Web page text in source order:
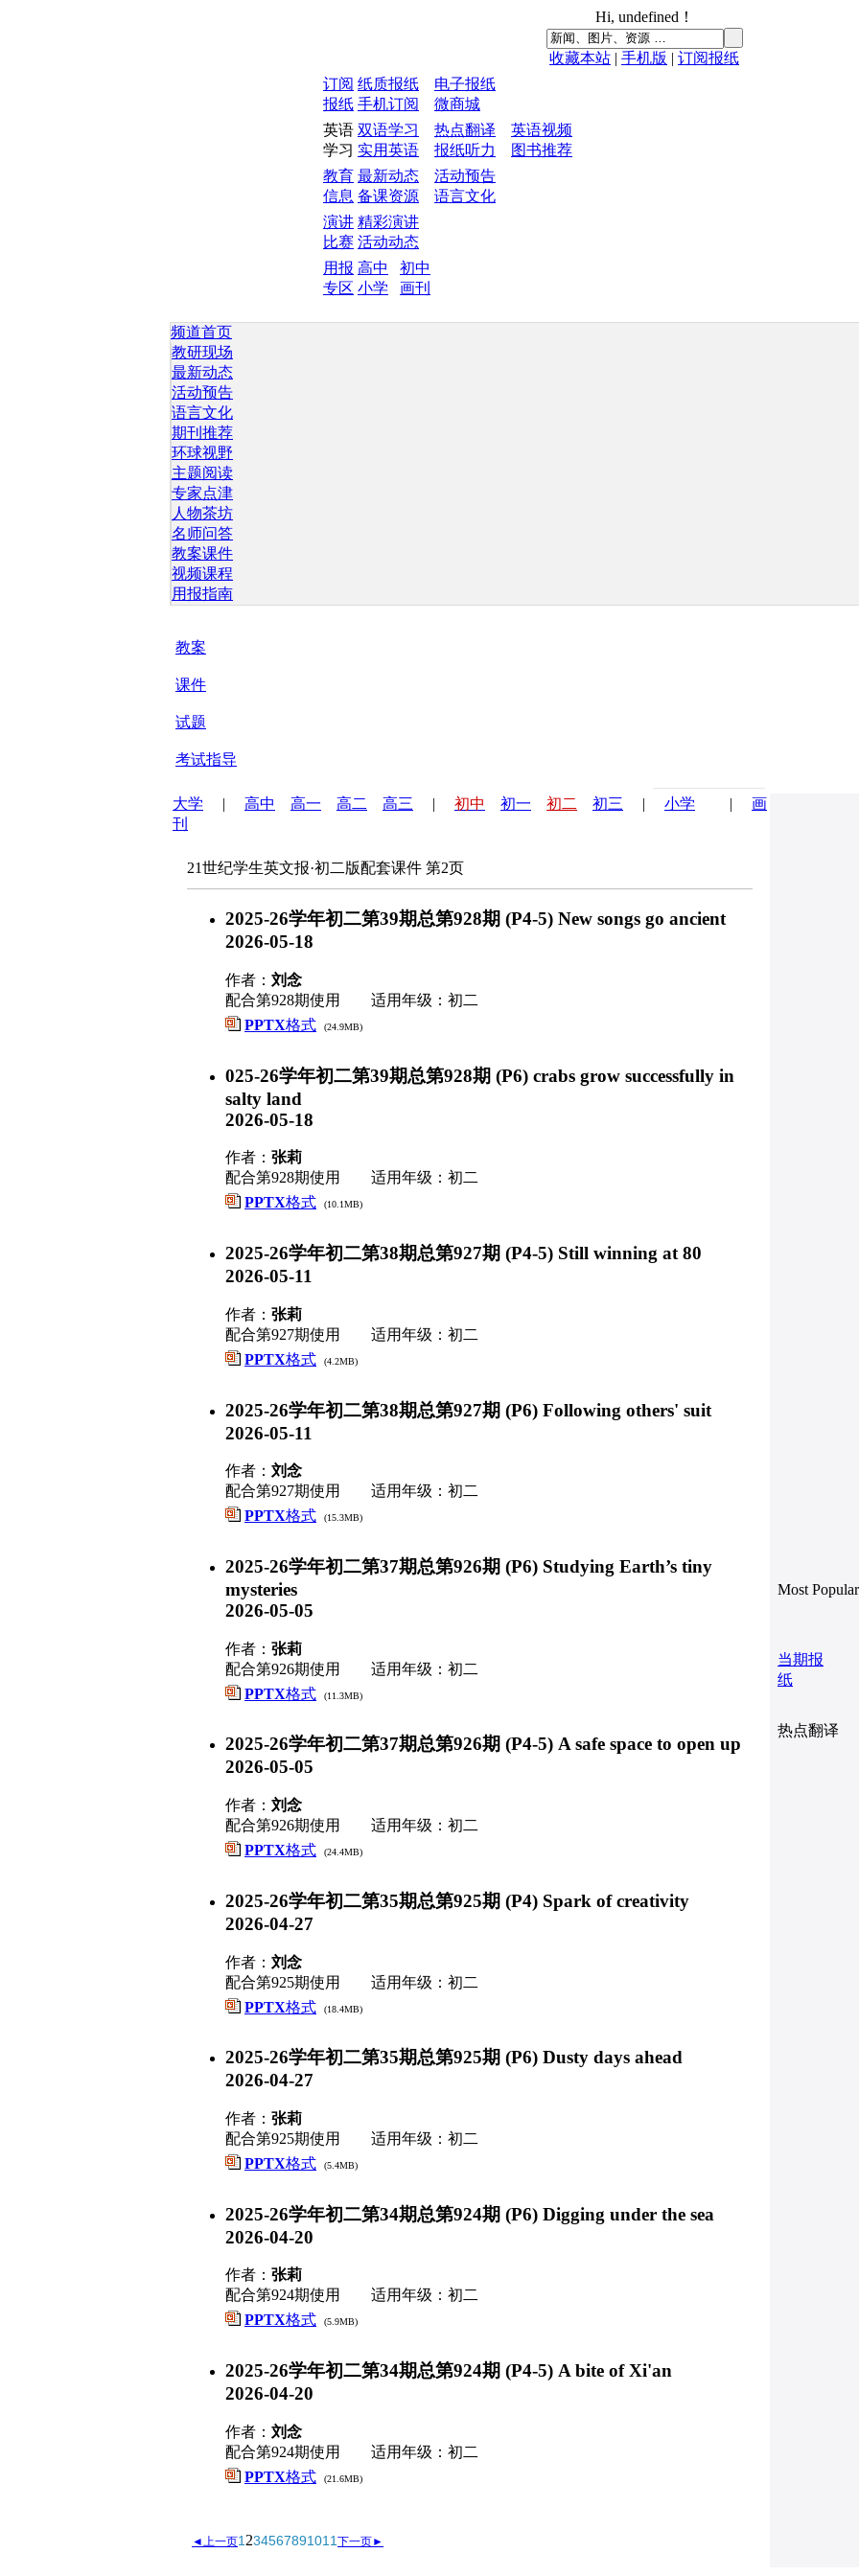
Hi, undefined ！
收藏本站 | 手机版 | 订阅报纸
订阅
报纸
纸质报纸
电子报纸
手机订阅
微商城
英语
学习
双语学习 热点翻译
英语视频
实用英语
报纸听力
图书推荐
教育
信息
最新动态
活动预告
备课资源
语言文化
演讲
比赛
精彩演讲
活动动态
用报
专区
高中
初中
小学
画刊
频道首页
教研现场
最新动态
活动预告
语言文化
期刊推荐
环球视野
主题阅读
专家点津
人物茶坊
名师问答
教案课件
视频课程
用报指南
教案
课件
试题
考试指导
大学 | 高中 高一 高二 高三 | 初中 初一 初二 初三 | 小学 | 画
刊
21世纪学生英文报·初二版配套课件 第2页
2025-26学年初二第39期总第928期 (P4-5) New songs go ancient
2026-05-18
作者： 刘念
配合第928期使用 适用年级：初二
PPTX格式 (24.9MB)
025-26学年初二第39期总第928期 (P6) crabs grow successfully in
salty land
2026-05-18
作者： 张莉
配合第928期使用 适用年级：初二
PPTX格式 (10.1MB)
2025-26学年初二第38期总第927期 (P4-5) Still winning at 80
2026-05-11
作者： 张莉
配合第927期使用 适用年级：初二
PPTX格式 (4.2MB)
2025-26学年初二第38期总第927期 (P6) Following others' suit
2026-05-11
作者： 刘念
配合第927期使用 适用年级：初二
PPTX格式 (15.3MB)
2025-26学年初二第37期总第926期 (P6) Studying Earth’s tiny
mysteries
2026-05-05
作者： 张莉
配合第926期使用 适用年级：初二
PPTX格式 (11.3MB)
2025-26学年初二第37期总第926期 (P4-5) A safe space to open up
2026-05-05
作者： 刘念
配合第926期使用 适用年级：初二
PPTX格式 (24.4MB)
2025-26学年初二第35期总第925期 (P4) Spark of creativity
2026-04-27
作者： 刘念
配合第925期使用 适用年级：初二
PPTX格式 (18.4MB)
2025-26学年初二第35期总第925期 (P6) Dusty days ahead
2026-04-27
作者： 张莉
配合第925期使用 适用年级：初二
PPTX格式 (5.4MB)
2025-26学年初二第34期总第924期 (P6) Digging under the sea
2026-04-20
作者： 张莉
配合第924期使用 适用年级：初二
PPTX格式 (5.9MB)
2025-26学年初二第34期总第924期 (P4-5) A bite of Xi'an
2026-04-20
作者： 刘念
配合第924期使用 适用年级：初二
PPTX格式 (21.6MB)
◄上一页1 234567891011 下一页►
Most Popular
当期报
纸
热点翻译